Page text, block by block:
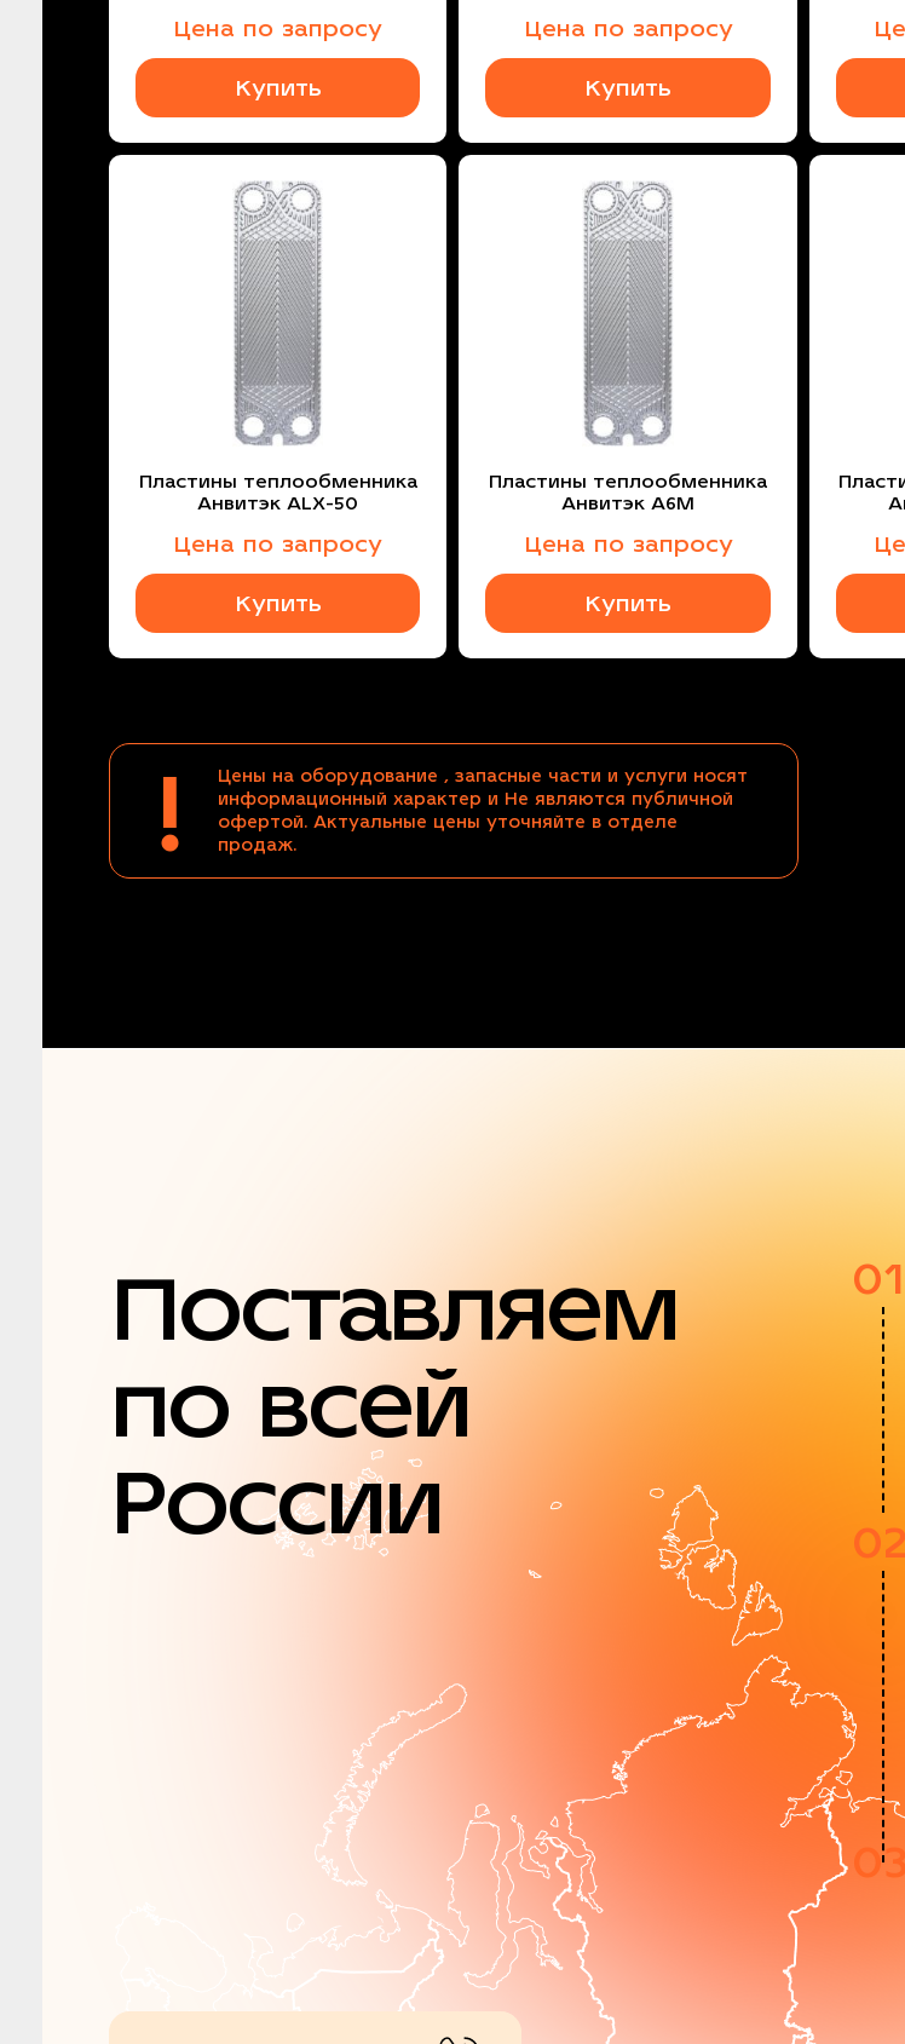
Цена по запросу
Купить
Цена по запросу
Купить
Пластины теплообменника
Анвитэк ALX-50
Цена по запросу
Купить
Пластины теплообменника
Анвитэк A6M
Цена по запросу
Купить
!
Цены на оборудование , запасные части и услуги носят
информационный характер и Не являются публичной
офертой. Актуальные цены уточняйте в отделе
продаж.
Поставляем
по всей
России
01
02
03